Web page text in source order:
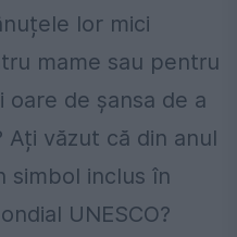
lor mici
mame sau pentru
de șansa de a
văzut că din anul
simbol inclus în
UNESCO?